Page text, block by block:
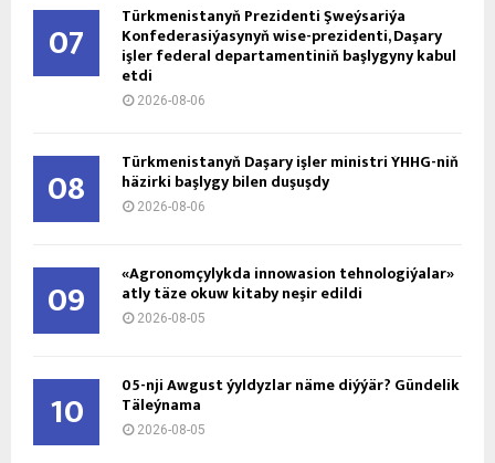
07 Türkmenistanyň Prezidenti Şweýsariýa
Konfederasiýasynyň wise-prezidenti, Daşary
işler federal departamentiniň başlygyny kabul
etdi
2026-08-06
08 Türkmenistanyň Daşary işler ministri ÝHHG-niň
häzirki başlygy bilen duşuşdy
2026-08-06
09 «Agronomçylykda innowasion tehnologiýalar»
atly täze okuw kitaby neşir edildi
2026-08-05
10 05-nji Awgust ýyldyzlar näme diýýär? Gündelik
Täleýnama
2026-08-05